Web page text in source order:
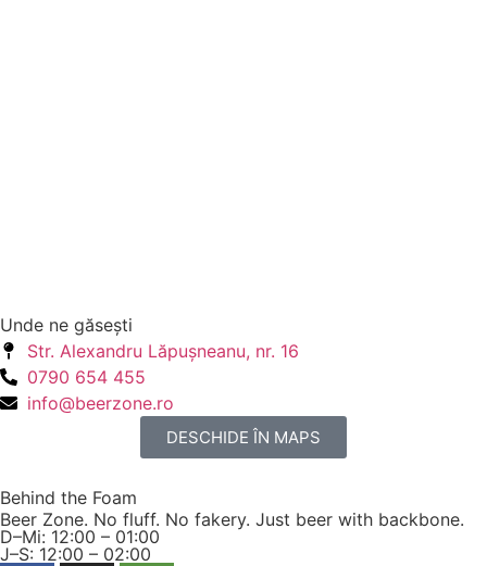
Unde ne găseşti
Str. Alexandru Lăpuşneanu, nr. 16
0790 654 455
info@beerzone.ro
DESCHIDE ÎN MAPS
Behind the Foam
Beer Zone. No fluff. No fakery. Just beer with backbone.
D–Mi: 12:00 – 01:00
J–S: 12:00 – 02:00